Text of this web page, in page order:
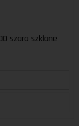
szara szklane